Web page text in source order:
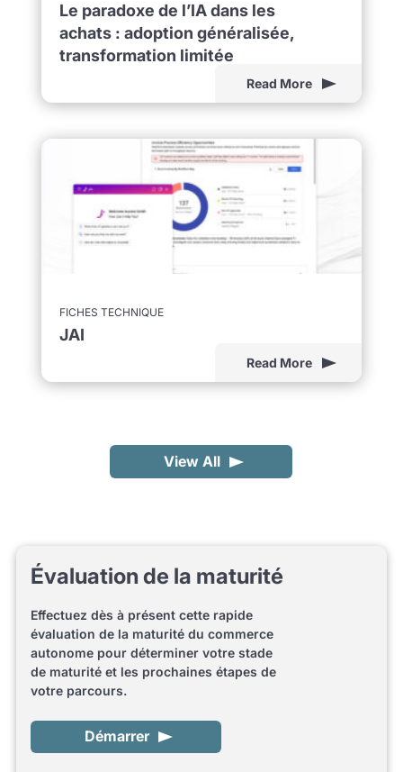
Le paradoxe de l’IA dans les
achats : adoption généralisée,
transformation limitée
Read More
FICHES TECHNIQUE
JAI
Read More
View All
Évaluation de la maturité
Effectuez dès à présent cette rapide
évaluation de la maturité du commerce
autonome pour déterminer votre stade
de maturité et les prochaines étapes de
votre parcours.
Démarrer